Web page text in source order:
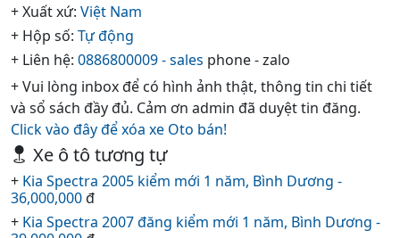
+ Xuất xứ: Việt Nam
+ Hộp số: Tự động
+ Liên hệ: 0886800009 - sales phone - zalo
+ Vui lòng inbox để có hình ảnh thật, thông tin chi tiết
và sổ sách đầy đủ. Cảm ơn admin đã duyệt tin đăng.
Click vào đây để xóa xe Oto bán!
Xe ô tô tương tự
+ Kia Spectra 2005 kiểm mới 1 năm, Bình Dương -
36,000,000đ
+ Kia Spectra 2007 đăng kiểm mới 1 năm, Bình Dương -